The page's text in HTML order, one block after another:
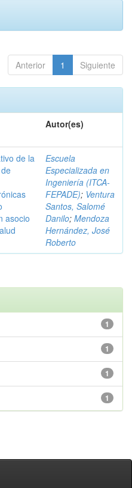
Anterior 1 Siguiente
Autor(es)
de la
asocio
Escuela
Especializada en
Ingeniería (ITCA-
FEPADE); Ventura
Santos, Salomé
Danilo; Mendoza
Hernández, José
Roberto
1
1
1
1